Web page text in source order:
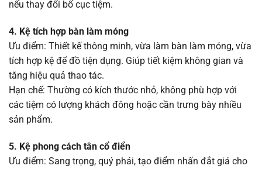
nếu thay đổi bố cục tiệm.
4. Kệ tích hợp bàn làm móng
Ưu điểm: Thiết kế thông minh, vừa làm bàn làm móng, vừa
tích hợp kệ để đồ tiện dụng. Giúp tiết kiệm không gian và
tăng hiệu quả thao tác.
Hạn chế: Thường có kích thước nhỏ, không phù hợp với
các tiệm có lượng khách đông hoặc cần trưng bày nhiều
sản phẩm.
5. Kệ phong cách tân cổ điển
Ưu điểm: Sang trọng, quý phái, tạo điểm nhấn đắt giá cho